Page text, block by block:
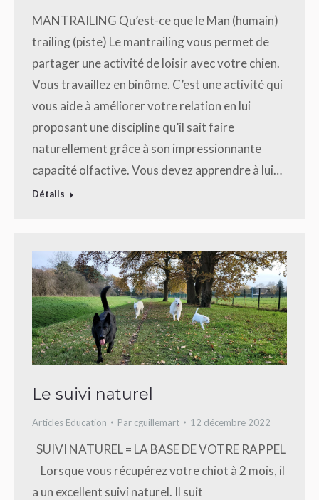
MANTRAILING Qu’est-ce que le Man (humain)
trailing (piste) Le mantrailing vous permet de
partager une activité de loisir avec votre chien.
Vous travaillez en binôme. C’est une activité qui
vous aide à améliorer votre relation en lui
proposant une discipline qu’il sait faire
naturellement grâce à son impressionnante
capacité olfactive. Vous devez apprendre à lui…
Détails
Le suivi naturel
Articles Education Par cguillemart 12 décembre 2022
SUIVI NATUREL = LA BASE DE VOTRE RAPPEL
Lorsque vous récupérez votre chiot à 2 mois, il
a un excellent suivi naturel. Il suit